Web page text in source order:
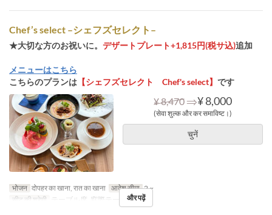
Chef’s select –シェフズセレクト–
★大切な方のお祝いに。 デザートプレート+1,815円(税サ込)追加
メニューはこちら
こちらのプランは 【シェフズセレクト Chef's select】 です
¥ 8,470 ⇒¥ 8,000
(सेवा शुल्क और कर समाविष्ट।)
चुनें
भोजन दोपहर का खाना, रात का खाना आदेश सीमा 2 ~
सीट की श्रेणी
テーブル席, 窓際テーブル席
और पढ़ें